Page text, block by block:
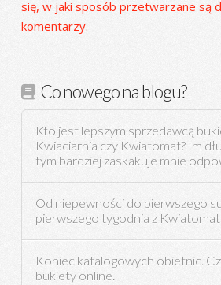
się, w jaki sposób przetwarzane są
komentarzy.
Co nowego na blogu?
Kto jest lepszym sprzedawcą
Kwiaciarnia czy Kwiatomat? Im
tym bardziej zaskakuje mnie
Od niepewności do pierwszego
pierwszego tygodnia z
Koniec katalogowych obietnic.
bukiety online.